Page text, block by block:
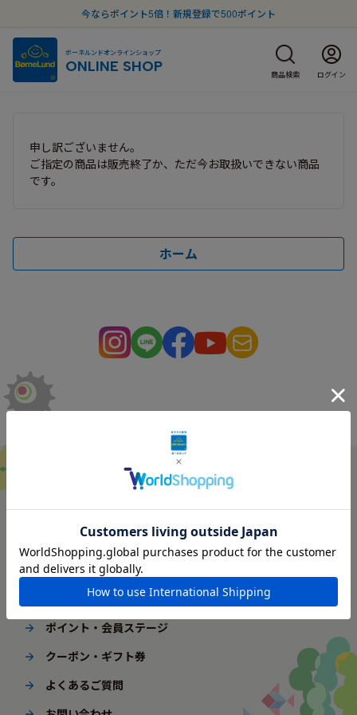
今ならポイント5倍！新規登録で500ポイント
ボーネルンドオンラインショップ
ONLINE SHOP 商品検索 ログイン
申し訳ございません。
ご指定の商品は販売終了か、ただ今お取扱いできない商品
です。
ホーム
ご利用ガイド
はじめてご利用の方へ
配送・送料
ギフト包装
ポイント・会員ステージ
クーポン・ギフト券
よくあるご質問